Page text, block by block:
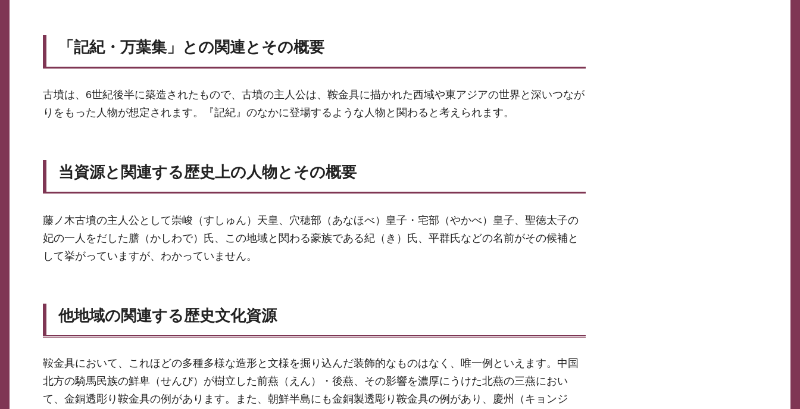
「記紀・万葉集」との関連とその概要
古墳は、6世紀後半に築造されたもので、古墳の主人公は、鞍金具に描かれた西域や東アジアの世界と深いつなが
りをもった人物が想定されます。『記紀』のなかに登場するような人物と関わると考えられます。
当資源と関連する歴史上の人物とその概要
藤ノ木古墳の主人公として崇峻（すしゅん）天皇、穴穂部（あなほべ）皇子・宅部（やかべ）皇子、聖徳太子の
妃の一人をだした膳（かしわで）氏、この地域と関わる豪族である紀（き）氏、平群氏などの名前がその候補と
して挙がっていますが、わかっていません。
他地域の関連する歴史文化資源
鞍金具において、これほどの多種多様な造形と文様を掘り込んだ装飾的なものはなく、唯一例といえます。中国
北方の騎馬民族の鮮卑（せんぴ）が樹立した前燕（えん）・後燕、その影響を濃厚にうけた北燕の三燕におい
て、金銅透彫り鞍金具の例があります。また、朝鮮半島にも金銅製透彫り鞍金具の例があり、慶州（キョンジ